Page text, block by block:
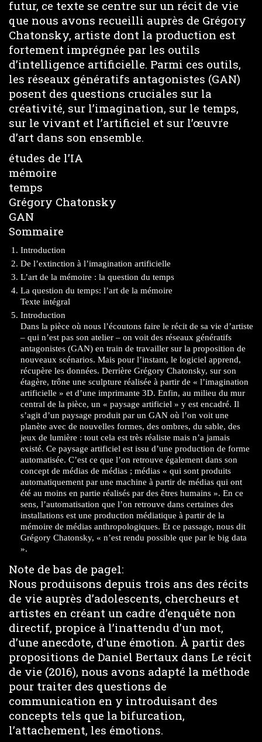
futur, ce texte se centre sur un récit de vie
que nous avons recueilli auprès de Grégory
Chatonsky, artiste dont la production est
fortement imprégnée par les outils
d’intelligence artificielle. Parmi ces outils,
les réseaux génératifs antagonistes (GAN)
posent des questions cruciales sur la
créativité, sur l’imagination, sur le temps,
sur le vivant et l’artificiel et sur l’œuvre
d’art dans son ensemble.
études de l’IA
mémoire
temps
Grégory Chatonsky
GAN
Sommaire
Introduction
De l’extinction à l’imagination artificielle
L’art de la mémoire : la question du temps
La question du temps: l’art de la mémoire
Texte intégral
Introduction
Dans la pièce où nous l’écoutons faire le récit de sa vie d’artiste
– qui n’est pas son atelier – on voit des réseaux génératifs
antagonistes (GAN) en train de travailler sur la proposition de
nouveaux scénarios. Mais pour l’instant, le logiciel apprend,
récupère les données. Derrière Grégory Chatonsky, sur son
étagère, trône une sculpture réalisée à partir de « l’imagination
artificielle » et d’une imprimante 3D. Enfin, au milieu du mur
central de la pièce, un « paysage artificiel » y est encadré. Il
s’agit d’un paysage produit par un GAN où l’on voit une
planète avec de nouvelles formes, des ombres, du sable, des
jeux de lumière : tout cela est très réaliste mais n’a jamais
existé. Ce paysage artificiel est issu d’une production de forme
automatisée. C’est ce que l’on retrouve également dans son
concept de médias de médias ; médias « qui sont produits
automatiquement par une machine à partir de médias qui ont
été au moins en partie réalisés par des êtres humains ». En ce
sens, l’automatisation que l’on retrouve dans certaines des
installations est une production médiatique à partir de la
mémoire de médias anthropologiques. Et ce passage, nous dit
Grégory Chatonsky, « n’est rendu possible que par le big data
».
Note de bas de page1:
Nous produisons depuis trois ans des récits
de vie auprès d’adolescents, chercheurs et
artistes en créant un cadre d’enquête non
directif, propice à l’inattendu d’un mot,
d’une anecdote, d’une émotion. À partir des
propositions de Daniel Bertaux dans Le récit
de vie (2016), nous avons adapté la méthode
pour traiter des questions de
communication en y introduisant des
concepts tels que la bifurcation,
l’attachement, les émotions.